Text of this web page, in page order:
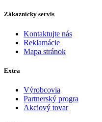
Zákaznícky servis
Kontaktujte nás
Reklamácie
Mapa stránok
Extra
Výrobcovia
Partnerský progra
Akciový tovar